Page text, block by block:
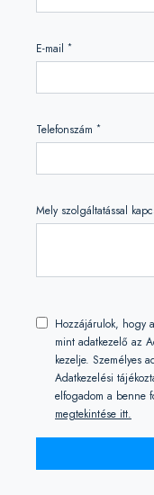
E-mail *
Telefonszám *
Mely szolgáltatással
Hozzájárulok, hogy
mint adatkezelő az
kezelje. Személyes
Adatkezelési
elfogadom a benne
megtekintése itt.